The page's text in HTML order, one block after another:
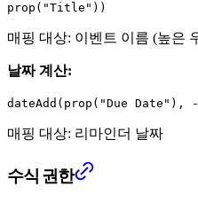
prop("Title"))
매핑 대상: 이벤트 이름 (높은
날짜 계산:
dateAdd(prop("Due Date"),
매핑 대상: 리마인더 날짜
수식 권한